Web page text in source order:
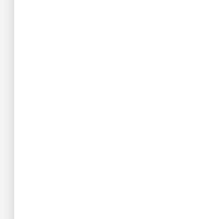
5. COMMENT
BIOGARAN CONSEIL
solution buvable
Tenir ce médicament
N’utilisez pas ce
de péremption
date de péremption